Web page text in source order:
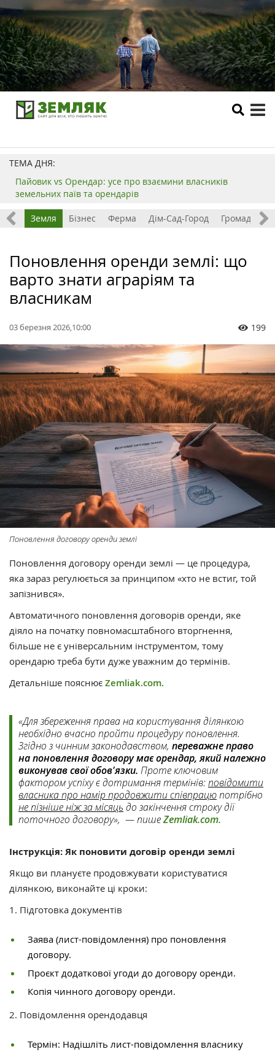
ТЕМА ДНЯ:
Пайовик vs Орендар: усе про взаємини власників
земельних паїв та орендарів
Все Земля Бізнес Ферма Дім-Сад-Город Громада
Поновлення оренди землі: що
варто знати аграріям та
власникам
03 березня 2026,10:00 199
Поновлення договору оренди землі
Поновлення договору оренди землі — це процедура,
яка зараз регулюється за принципом «хто не встиг, той
запізнився».
Автоматичного поновлення договорів оренди, яке
діяло на початку повномасштабного вторгнення,
більше не є універсальним інструментом, тому
орендарю треба бути дуже уважним до термінів.
Детальніше пояснює Zemliak.com.
«Для збереження права на користування ділянкою
необхідно вчасно пройти процедуру поновлення.
Згідно з чинним законодавством, переважне право
на поновлення договору має орендар, який належно
виконував свої обов'язки. Проте ключовим
фактором успіху є дотримання термінів:повідомити
власника про намір продовжити співпрацюпотрібно
не пізніше ніж за місяць до закінчення строку дії
поточного договору», — пишеZemliak.com.
Інструкція: Як поновити договір оренди землі
Якщо ви плануєте продовжувати користуватися
ділянкою, виконайте ці кроки:
1. Підготовка документів
Заява (лист-повідомлення) про поновлення
договору.
Проєкт додаткової угоди до договору оренди.
Копія чинного договору оренди.
2. Повідомлення орендодавця
Термін: Надішліть лист-повідомлення власнику